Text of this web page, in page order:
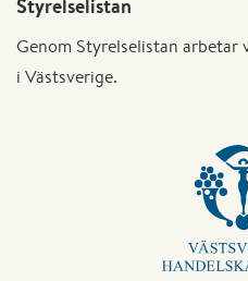
Styrelselistan
Genom Styrelselistan
i Västsverige.